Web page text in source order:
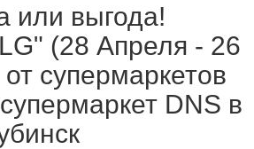
или выгода!
(28 Апреля - 26
супермаркетов
DNS в